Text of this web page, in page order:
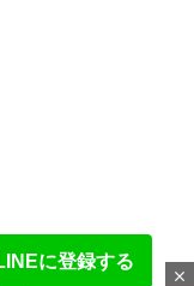
に登録する
close